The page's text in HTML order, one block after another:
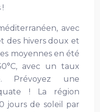
avec
des hivers doux et
moyennes en été
avec un taux
Prévoyez une
! La région
jours de soleil par